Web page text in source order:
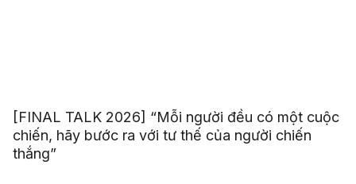
[FINAL TALK 2026] “Mỗi người đều có một cuộc
chiến, hãy bước ra với tư thế của người chiến
thắng”